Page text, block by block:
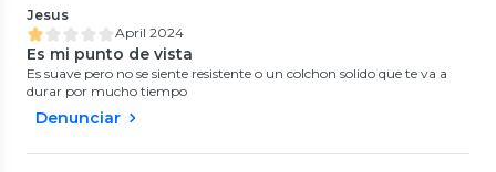
Jesus
April 2024
Es mi punto de vista
Es suave pero no se siente resistente o un colchon solido que te va a
durar por mucho tiempo
Denunciar